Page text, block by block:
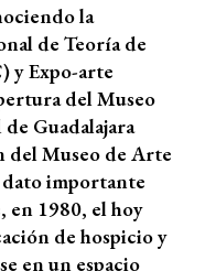
la
de Teoría de
y Expo-arte
del Museo
Guadalajara
del Museo de Arte
importante
en 1980, el hoy
de hospicio y
en un espacio